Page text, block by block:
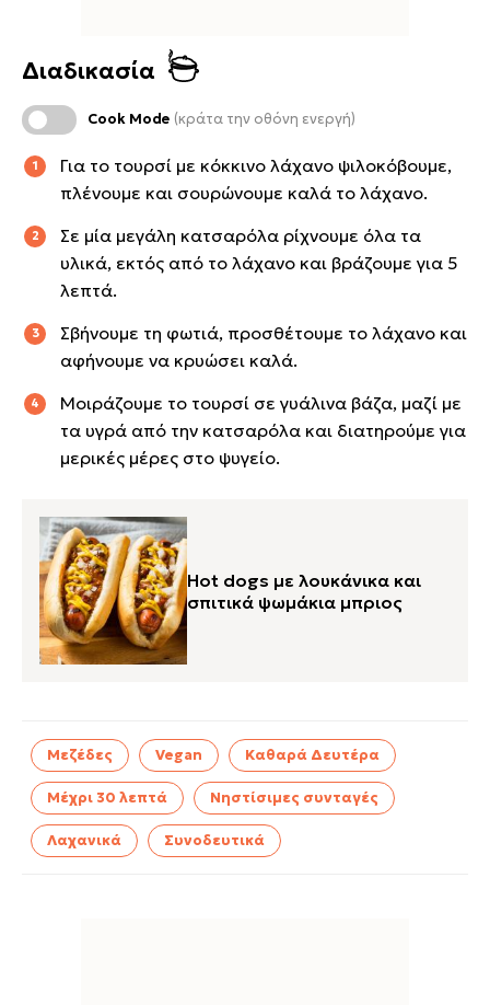
Διαδικασία
Cook Mode (κράτα την οθόνη ενεργή)
Για το τουρσί με κόκκινο λάχανο ψιλοκόβουμε,
πλένουμε και σουρώνουμε καλά το λάχανο.
Σε μία μεγάλη κατσαρόλα ρίχνουμε όλα τα
υλικά, εκτός από το λάχανο και βράζουμε για 5
λεπτά.
Σβήνουμε τη φωτιά, προσθέτουμε το λάχανο και
αφήνουμε να κρυώσει καλά.
Μοιράζουμε το τουρσί σε γυάλινα βάζα, μαζί με
τα υγρά από την κατσαρόλα και διατηρούμε για
μερικές μέρες στο ψυγείο.
Hot dogs με λουκάνικα και
σπιτικά ψωμάκια μπριος
Μεζέδες Vegan Καθαρά Δευτέρα
Μέχρι 30 λεπτά Νηστίσιμες συνταγές
Λαχανικά Συνοδευτικά